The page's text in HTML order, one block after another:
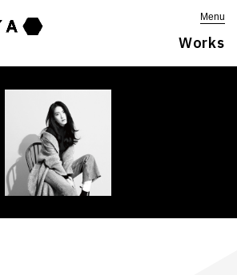
Menu
Works